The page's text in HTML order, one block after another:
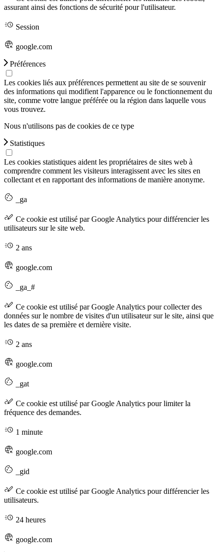
assurant ainsi des fonctions de sécurité pour l'utilisateur.
Session
google.com
Préférences
Les cookies liés aux préférences permettent au site de se souvenir
des informations qui modifient l'apparence ou le fonctionnement du
site, comme votre langue préférée ou la région dans laquelle vous
vous trouvez.
Nous n'utilisons pas de cookies de ce type
Statistiques
Les cookies statistiques aident les propriétaires de sites web à
comprendre comment les visiteurs interagissent avec les sites en
collectant et en rapportant des informations de manière anonyme.
_ga
Ce cookie est utilisé par Google Analytics pour différencier les
utilisateurs sur le site web.
2 ans
google.com
_ga_#
Ce cookie est utilisé par Google Analytics pour collecter des
données sur le nombre de visites d'un utilisateur sur le site, ainsi que
les dates de sa première et dernière visite.
2 ans
google.com
_gat
Ce cookie est utilisé par Google Analytics pour limiter la
fréquence des demandes.
1 minute
google.com
_gid
Ce cookie est utilisé par Google Analytics pour différencier les
utilisateurs.
24 heures
google.com